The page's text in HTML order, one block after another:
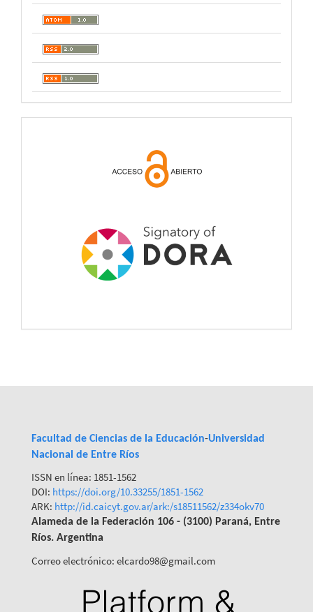
Facultad de Ciencias de la Educación-Universidad
Nacional de Entre Ríos
ISSN en línea: 1851-1562
DOI: https://doi.org/10.33255/1851-1562
ARK: http://id.caicyt.gov.ar/ark:/s18511562/z334okv70
Alameda de la Federación 106 - (3100) Paraná, Entre
Ríos. Argentina
Correo electrónico: elcardo98@gmail.com